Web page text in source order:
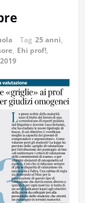
Tag 25 anni,
, Ehi prof!,